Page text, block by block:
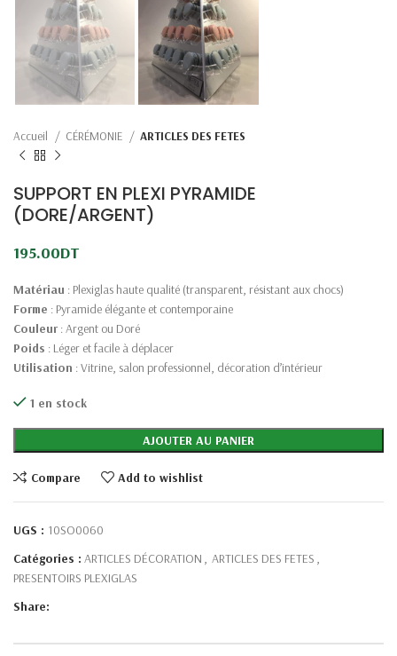
Accueil CÉRÉMONIE ARTICLES DES FETES
SUPPORT EN PLEXI PYRAMIDE
(DORE/ARGENT)
195.00DT
Matériau : Plexiglas haute qualité (transparent, résistant aux chocs)
Forme : Pyramide élégante et contemporaine
Couleur : Argent ou Doré
Poids : Léger et facile à déplacer
Utilisation : Vitrine, salon professionnel, décoration d’intérieur
1 en stock
AJOUTER AU PANIER
Compare Add to wishlist
UGS : 10SO0060
Catégories : ARTICLES DÉCORATION , ARTICLES DES FETES ,
PRESENTOIRS PLEXIGLAS
Share: